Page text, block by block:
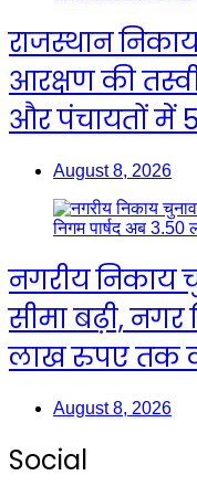
राजस्थान
आरक्षण की
और पंचायतों में
August 8, 2026
नगरीय निकाय
सीमा बढ़ी, नगर
लाख रुपए तक
August 8, 2026
Social